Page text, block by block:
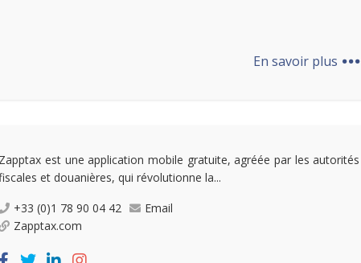
En savoir plus ...
Zapptax est une application mobile gratuite, agréée par les autorités
et douanières, qui révolutionne la...
+33 (0)1 78 90 04 42
Email
Zapptax.com